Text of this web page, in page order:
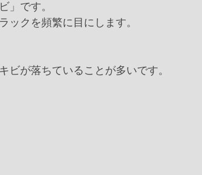
」です。
ックを頻繁に目にします。
ビが落ちていることが多いです。